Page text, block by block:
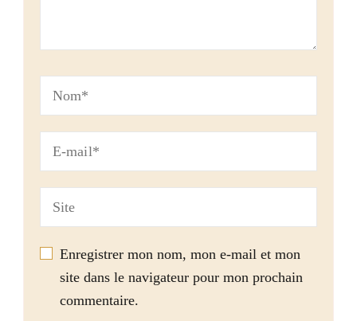
Enregistrer mon nom, mon e-mail et mon
site dans le navigateur pour mon prochain
commentaire.